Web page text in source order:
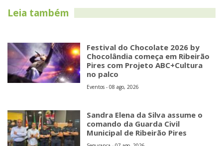
Leia também
Festival do Chocolate 2026 by
Chocolândia começa em Ribeirão
Pires com Projeto ABC+Cultura
no palco
Eventos - 08 ago, 2026
Sandra Elena da Silva assume o
comando da Guarda Civil
Municipal de Ribeirão Pires